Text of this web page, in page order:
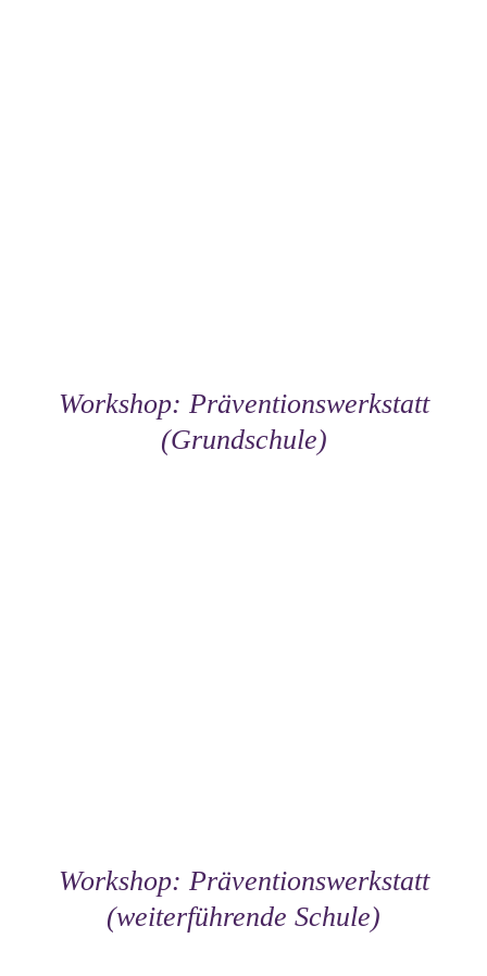
Workshop: Präventionswerkstatt
(Grundschule)
Workshop: Präventionswerkstatt
(weiterführende Schule)